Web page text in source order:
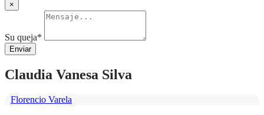
×
Su queja*
Enviar
Claudia Vanesa Silva
Florencio Varela